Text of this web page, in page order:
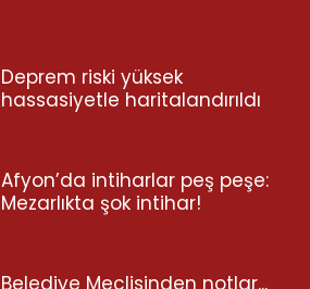
Deprem riski yüksek
hassasiyetle haritalandırıldı
Afyon’da intiharlar peş peşe:
Mezarlıkta şok intihar!
Belediye Meclisinden notlar...